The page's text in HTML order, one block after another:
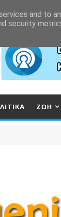
ΖΩΗ
and to
security